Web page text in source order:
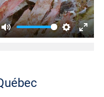
Mute Settings
Enter